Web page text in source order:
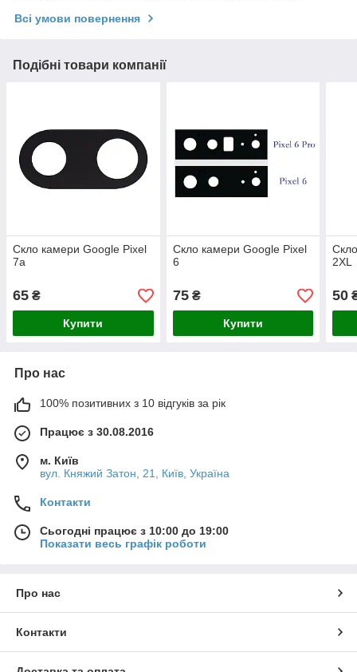
Всі умови повернення
Подібні товари компанії
Скло камери Google Pixel
7a
65 ₴
Купити
Скло камери Google Pixel
6
75₴
Купити
2XL
50
Про нас
100% позитивних з 10 відгуків за рік
Працює з 30.08.2016
м. Київ
вул. Княжий Затон, 21, Київ, Україна
Контакти
Сьогодні працює з 10:00 до 19:00
Показати весь графік роботи
Про нас
Контакти